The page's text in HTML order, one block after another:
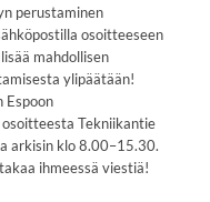
perustaminen
osoitteeseen
mahdollisen
ylipäätään!
Espoon
Tekniikantie
arkisin klo 8.00–15.30.
ihmeessä viestiä!